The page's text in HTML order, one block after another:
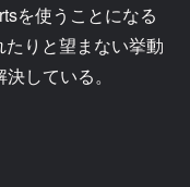
を使うことになる
りと望まない挙動
している。